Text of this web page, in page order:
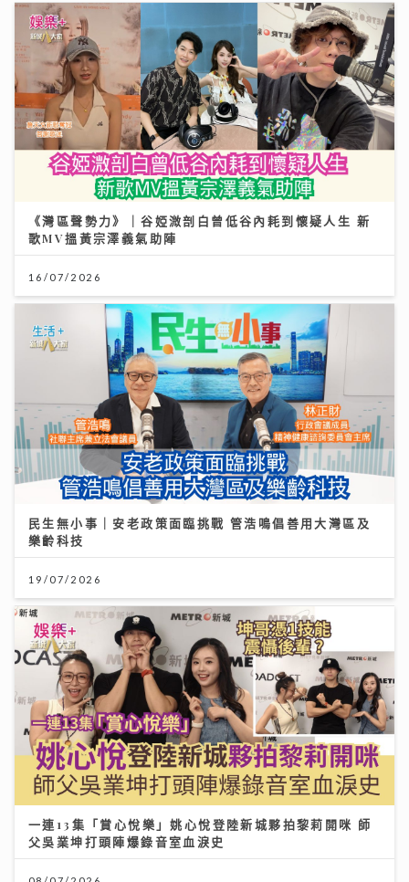
《灣區聲勢力》｜谷婭溦剖白曾低谷內耗到懷疑人生 新
歌MV搵黃宗澤義氣助陣
16/07/2026
民生無小事｜安老政策面臨挑戰 管浩鳴倡善用大灣區及
樂齡科技
19/07/2026
一連13集「賞心悅樂」姚心悅登陸新城夥拍黎莉開咪 師
父吳業坤打頭陣爆錄音室血淚史